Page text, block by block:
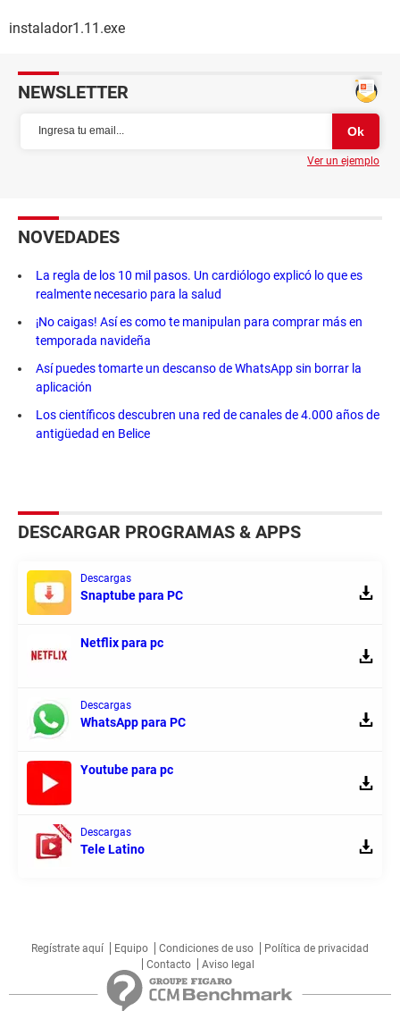
instalador1.11.exe
NEWSLETTER
Ver un ejemplo
NOVEDADES
La regla de los 10 mil pasos. Un cardiólogo explicó lo que es
realmente necesario para la salud
¡No caigas! Así es como te manipulan para comprar más en
temporada navideña
Así puedes tomarte un descanso de WhatsApp sin borrar la
aplicación
Los científicos descubren una red de canales de 4.000 años de
antigüedad en Belice
DESCARGAR PROGRAMAS & APPS
Descargas
Snaptube para PC
Netflix para pc
Descargas
WhatsApp para PC
Youtube para pc
Descargas
Tele Latino
Regístrate aquí Equipo Condiciones de uso
Política de privacidad
Contacto
Aviso legal